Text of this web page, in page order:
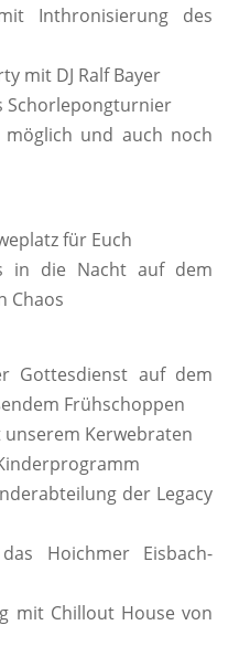
Inthronisierung des
mit DJ Ralf Bayer
Schorlepongturnier
und auch noch
für Euch
in die Nacht auf dem
Chaos
Gottesdienst auf dem
Frühschoppen
Kerwebraten
der Legacy
Hoichmer Eisbach-
mit Chillout House von